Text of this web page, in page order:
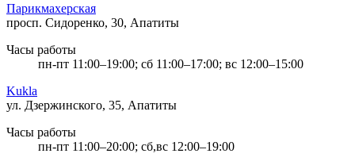
Парикмахерская
просп. Сидоренко, 30, Апатиты
Часы работы
пн-пт 11:00–19:00; сб 11:00–17:00; вс 12:00–15:00
Kukla
ул. Дзержинского, 35, Апатиты
Часы работы
пн-пт 11:00–20:00; сб,вс 12:00–19:00